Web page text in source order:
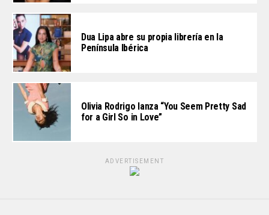
Dua Lipa abre su propia librería en la
Península Ibérica
Olivia Rodrigo lanza “You Seem Pretty Sad
for a Girl So in Love”
ADVERTISEMENT